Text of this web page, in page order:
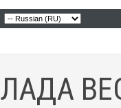
ЛАДА